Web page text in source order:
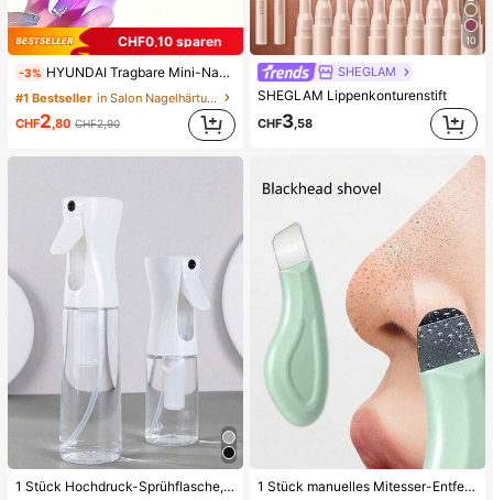
CHF0,10 sparen
-3% HYUNDAI Tragbare Mini-Nageltrockner Aufladbare Handheld-Nagellampe UV/LED Nageltrocknungslicht Digitale Anzeige Schnelle Trocknung Nagellampe Geeignet für tägliche Ausflüge Nagelpflegeprodukte für Frauen
#1 Bestseller
in Salon Nagelhärtungslampen und -trockner
CHF2,80 CHF2,90
1 Stück Hochdruck-Sprühflasche, einfacher Flüssigkeitsspender für das Badezimmer, Reinigungs-Sprühflasche, feiner Sprühnebel-Gesichtssprüher, Mini-Alkohol-Desinfektions-Sprühflasche, Toner-Behälter, Badezimmer-Sprühflasche, Reise-Essentials
10
SHEGLAM
SHEGLAM Lippenkonturenstift
CHF3,58
1 Stück manuelles Mitesser-Entfernungswerkzeug, Tiefenreinigung der Poren Hautschaber, Porenreinigung Meister, Akne-Extraktor, Mitesser-Entfernung, Gesichtsreinigungswerkzeug, Beauty-Pflege-Werkzeug, nicht-elektrische Hautpflegebürste mit strukturierter Oberfläche, Porenreinigung Zubehör, Geschenk für Frauen